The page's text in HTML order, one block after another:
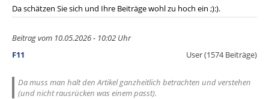
Da schätzen Sie sich und Ihre Beiträge wohl zu hoch ein ;):).
Beitrag vom 10.05.2026 - 10:02 Uhr
F11
User (1574 Beiträge)
Da muss man halt den Artikel ganzheitlich betrachten und verstehen
(und nicht rausrücken was einem passt).